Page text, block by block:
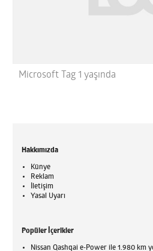
Microsoft Tag 1 yaşında
Hakkımızda
Künye
Reklam
İletişim
Yasal Uyarı
Popüler İçerikler
Nissan Qashqai e-Power ile 1.980 km